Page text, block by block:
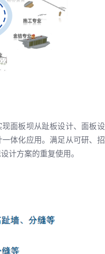
面板坝从趾板设计、面板设
体化应用。满足从可研、
计方案的重复使用。